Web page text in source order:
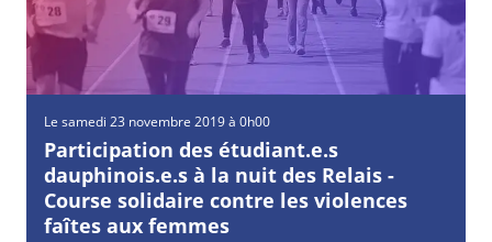
Le samedi 23 novembre 2019 à 0h00
Participation des étudiant.e.s
dauphinois.e.s à la nuit des Relais -
Course solidaire contre les violences
faîtes aux femmes